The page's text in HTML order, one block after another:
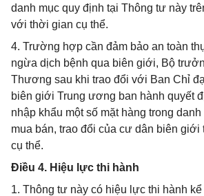
danh mục quy định tại Thông tư này
với thời gian cụ thể.
4. Trường hợp cần đảm bảo an toàn
ngừa dịch bệnh qua biên giới, Bộ
Thương sau khi trao đổi với Ban Chỉ
biên giới Trung ương ban hành quyết
nhập khẩu một số mặt hàng trong
mua bán, trao đổi của cư dân biên giới
cụ thể.
Điều 4. Hiệu lực thi hành
1. Thông tư này có hiệu lực thi hành